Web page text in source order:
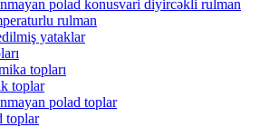
polad konusvari diyircəkli rulman
rulman
yataklar
topları
toplar
polad toplar
toplar